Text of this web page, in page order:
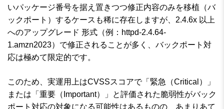
いパッケージ番号を据え置きつつ修正内容のみを移植（バ
ックポート）するケースも稀に存在しますが、2.4.6x 以上
へのアップグレード 形式（例：httpd-2.4.64-
1.amzn2023）で修正されることが多く、バックポート対
応は極めて限定的です。
このため、実運用上はCVSSスコアで「緊急（Critical）」
または「重要（Important）」と評価された脆弱性がバック
ポート対応の対象になる可能性はあるものの、あまりあて